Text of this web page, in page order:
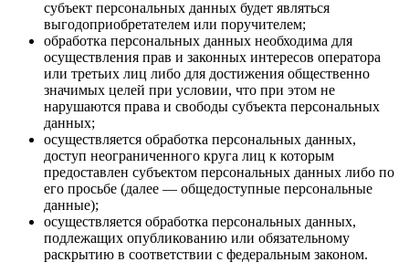
субъект персональных данных будет являться
выгодоприобретателем или поручителем;
обработка персональных данных необходима для
осуществления прав и законных интересов оператора
или третьих лиц либо для достижения общественно
значимых целей при условии, что при этом не
нарушаются права и свободы субъекта персональных
данных;
осуществляется обработка персональных данных,
доступ неограниченного круга лиц к которым
предоставлен субъектом персональных данных либо по
его просьбе (далее — общедоступные персональные
данные);
осуществляется обработка персональных данных,
подлежащих опубликованию или обязательному
раскрытию в соответствии с федеральным законом.